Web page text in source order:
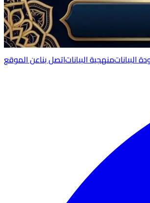
عن الموقعاتصل بنامنهجية البياناتالبيانات